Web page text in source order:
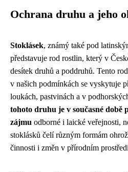
Ochrana druhu a jeho
Stoklásek, známý také pod
představuje rod rostlin, který v
desítek druhů a poddruhů. Tento
v našich podmínkách se vyskytuje
loukách, pastvinách a v
tohoto druhu je v současné době
zájmu odborné i laické veřejnosti,
stoklásků čelí různým formám
činnosti i změn v přírodním